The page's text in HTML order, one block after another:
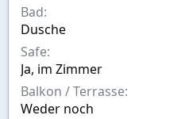
Bad
Dusche
Safe
Ja, im Zimmer
Balkon / Terrasse
Weder noch